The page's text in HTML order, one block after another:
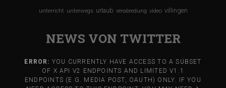
unterricht unterwegs urlaub verabredung video villingen
NEWS VON TWITTER
ERROR: YOU CURRENTLY HAVE ACCESS TO A SUBSET
OF X API V2 ENDPOINTS AND LIMITED V1.1
ENDPOINTS (E.G. MEDIA POST, OAUTH) ONLY. IF YOU